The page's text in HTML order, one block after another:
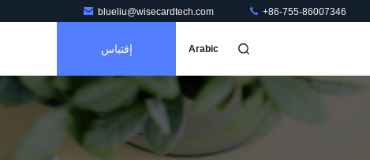
blueliu@wisecardtech.com +86-755-86007346
Arabic إقتباس